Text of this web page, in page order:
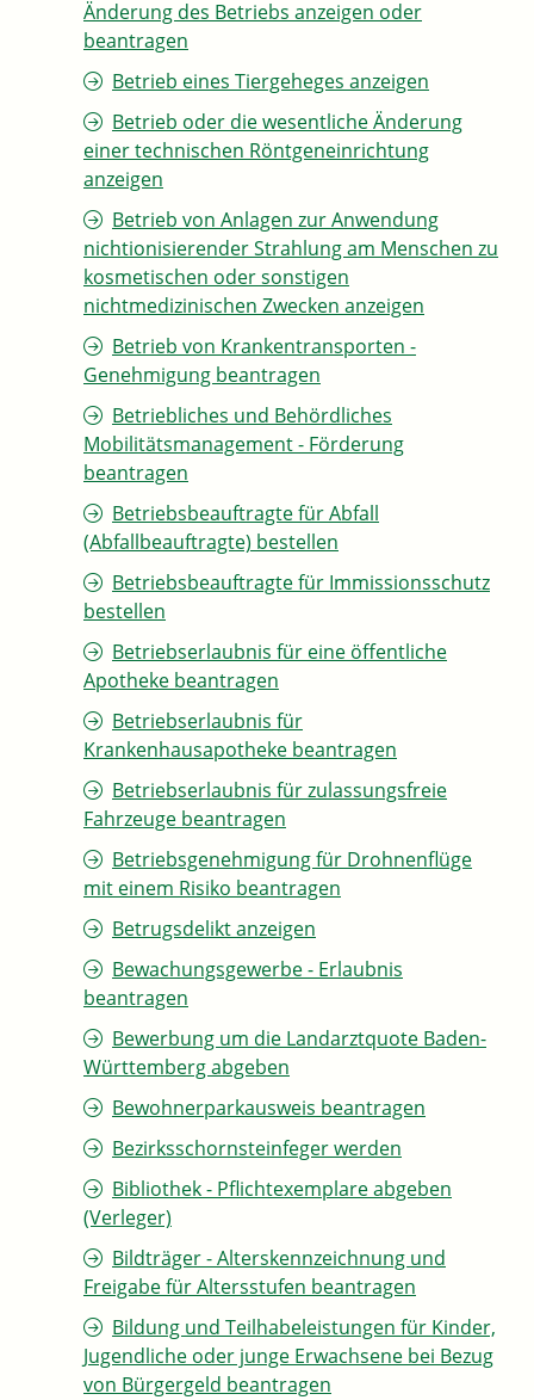
Änderung des Betriebs anzeigen oder
beantragen
Betrieb eines Tiergeheges anzeigen
Betrieb oder die wesentliche Änderung
einer technischen Röntgeneinrichtung
anzeigen
Betrieb von Anlagen zur Anwendung
nichtionisierender Strahlung am Menschen zu
kosmetischen oder sonstigen
nichtmedizinischen Zwecken anzeigen
Betrieb von Krankentransporten -
Genehmigung beantragen
Betriebliches und Behördliches
Mobilitätsmanagement - Förderung
beantragen
Betriebsbeauftragte für Abfall
(Abfallbeauftragte) bestellen
Betriebsbeauftragte für Immissionsschutz
bestellen
Betriebserlaubnis für eine öffentliche
Apotheke beantragen
Betriebserlaubnis für
Krankenhausapotheke beantragen
Betriebserlaubnis für zulassungsfreie
Fahrzeuge beantragen
Betriebsgenehmigung für Drohnenflüge
mit einem Risiko beantragen
Betrugsdelikt anzeigen
Bewachungsgewerbe - Erlaubnis
beantragen
Bewerbung um die Landarztquote Baden-
Württemberg abgeben
Bewohnerparkausweis beantragen
Bezirksschornsteinfeger werden
Bibliothek - Pflichtexemplare abgeben
(Verleger)
Bildträger - Alterskennzeichnung und
Freigabe für Altersstufen beantragen
Bildung und Teilhabeleistungen für Kinder,
Jugendliche oder junge Erwachsene bei Bezug
von Bürgergeld beantragen